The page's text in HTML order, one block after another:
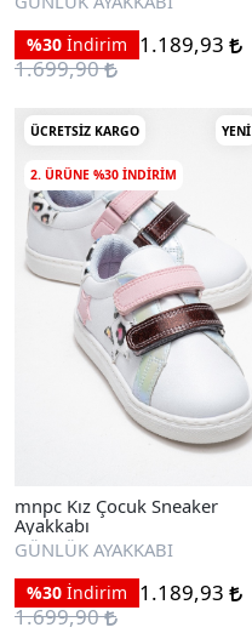
%30 İndirim
1.189,93
1.699,90
ÜCRETSIZ KARGO YENI
2. ÜRÜNE %30 INDIRIM
mnpc Kız Çocuk Sneaker
Ayakkabı
GÜNLÜK AYAKKABI
%30 İndirim
1.189,93
1.699,90